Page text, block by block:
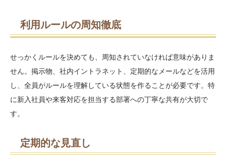
利用ルールの周知徹底
せっかくルールを決めても、周知されていなければ意味がありま
せん。掲示物、社内イントラネット、定期的なメールなどを活用
し、全員がルールを理解している状態を作ることが必要です。特
に新入社員や来客対応を担当する部署への丁寧な共有が大切で
す。
定期的な見直し